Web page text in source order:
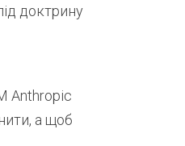
доктрину
Anthropic
а щоб